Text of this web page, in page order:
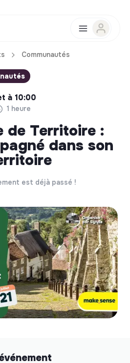
Communautés
à 10:00
1 heure
de Territoire :
dans son
est déjà passé !